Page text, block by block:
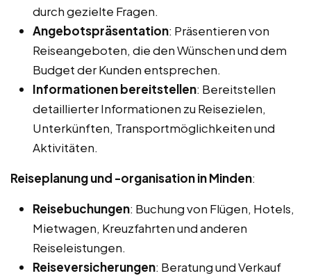
durch gezielte Fragen.
Angebotspräsentation: Präsentieren von
Reiseangeboten, die den Wünschen und dem
Budget der Kunden entsprechen.
Informationen bereitstellen: Bereitstellen
detaillierter Informationen zu Reisezielen,
Unterkünften, Transportmöglichkeiten und
Aktivitäten.
Reiseplanung und -organisation in Minden:
Reisebuchungen: Buchung von Flügen, Hotels,
Mietwagen, Kreuzfahrten und anderen
Reiseleistungen.
Reiseversicherungen: Beratung und Verkauf